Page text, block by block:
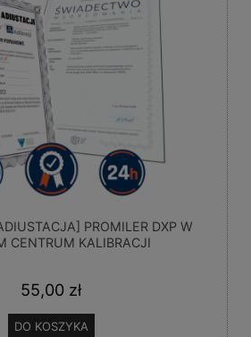
PROMILER DXP W
CENTRUM KALIBRACJI
55,00 zł
DO KOSZYKA